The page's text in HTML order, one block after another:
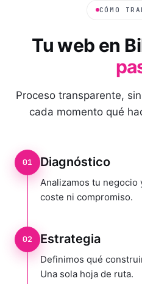
CÓMO
Tu web en
Proceso transparente,
cada momento qué
01 Diagnóstico
Analizamos tu negocio
coste ni compromiso.
02 Estrategia
Definimos qué
Una sola hoja de ruta.